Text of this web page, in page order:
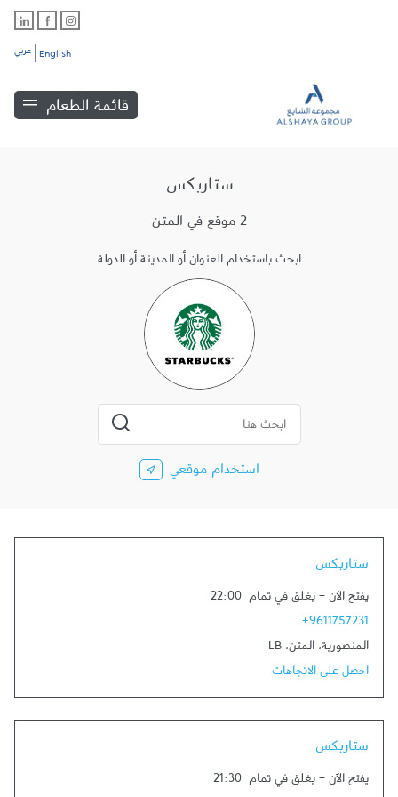
English عربي
قائمة الطعام
ستاربكس
2 موقع في المتن
ابحث باستخدام العنوان أو المدينة أو الدولة
استخدام موقعي
ستاربكس
يفتح الآن - يغلق في تمام 22:00
+9611757231
المنصورية، المتن، LB
احصل على الاتجاهات
ستاربكس
يفتح الآن - يغلق في تمام 21:30